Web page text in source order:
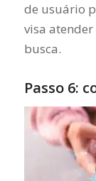
de usuário
visa
busca.
Passo 6: